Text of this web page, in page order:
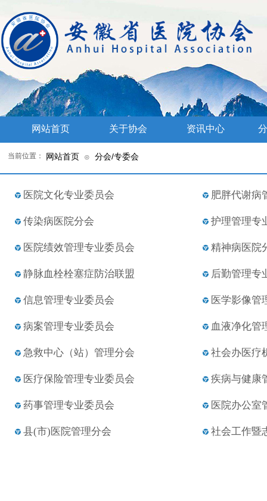
网站首页 关于协会 资讯中心
网站首页 ⊙ 分会/专委会
当前位置：
医院文化专业委员会 肥胖代谢病
传染病医院分会 护理管理专
医院绩效管理专业委员会 精神病医院
静脉血栓栓塞症防治联盟 后勤管理专
信息管理专业委员会 医学影像管
病案管理专业委员会 血液净化管
急救中心（站）管理分会 社会办医疗
医疗保险管理专业委员会 疾病与健康
药事管理专业委员会 医院办公室
县(市)医院管理分会 社会工作暨